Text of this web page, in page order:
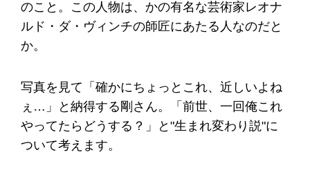
のこと。この人物は、かの有名な芸術家レオナ
ルド・ダ・ヴィンチの師匠にあたる人なのだと
か。
写真を見て「確かにちょっとこれ、近しいよね
ぇ…」と納得する剛さん。「前世、一回俺これ
やってたらどうする？」と"生まれ変わり説"に
ついて考えます。